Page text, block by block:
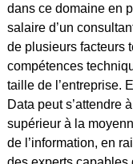
dans ce domaine en
salaire d’un
de plusieurs facteurs
compétences
taille de l’entreprise.
Data peut s’attendre
supérieur à la
de l’information, en